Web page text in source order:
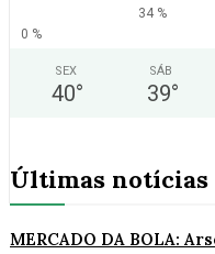
34 %
0 %
SEX
40°
SÁB
39°
Últimas notícias
MERCADO DA BOLA: